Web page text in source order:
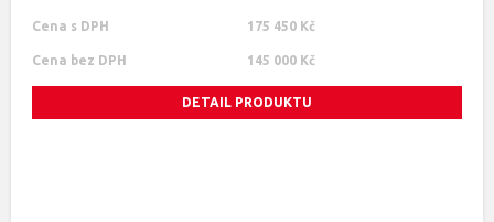
Cena s DPH 175 450 Kč
Cena bez DPH 145 000 Kč
DETAIL PRODUKTU